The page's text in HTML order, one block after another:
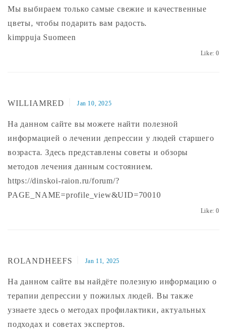
Мы выбираем только самые свежие и качественные
цветы, чтобы подарить вам радость.
kimppuja Suomeen
Like:0
WILLIAMRED Jan 10, 2025
На данном сайте вы можете найти полезной
информацией о лечении депрессии у людей старшего
возраста. Здесь представлены советы и обзоры
методов лечения данным состоянием.
https://dinskoi-raion.ru/forum/?
PAGE_NAME=profile_view&UID=70010
Like:0
ROLANDHEEFS Jan 11, 2025
На данном сайте вы найдёте полезную информацию о
терапии депрессии у пожилых людей. Вы также
узнаете здесь о методах профилактики, актуальных
подходах и советах экспертов.